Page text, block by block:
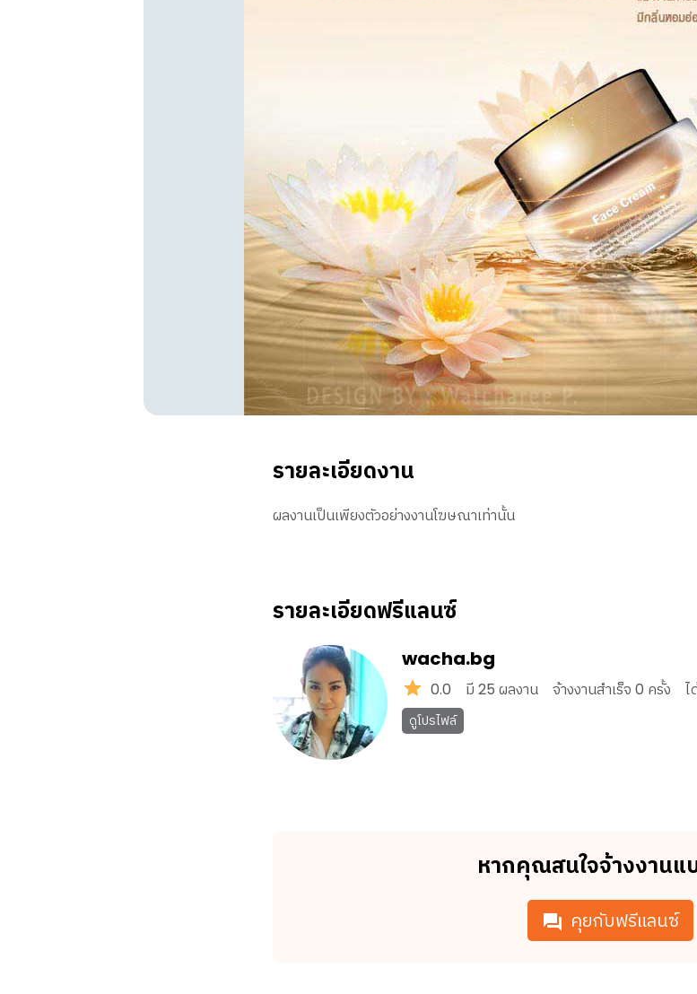
รายละเอียดงาน
ผลงานเป็นเพียงตัวอย่างงานโฆษณาเท่านั้น
รายละเอียดฟรีแลนซ์
wacha.bg
0.0 มี 25 ผลงาน จ้างงานสำเร็จ 0 ครั้ง ไ
ดูโปรไฟล์
หากคุณสนใจจ้างงานแ
คุยกับฟรีแลนซ์